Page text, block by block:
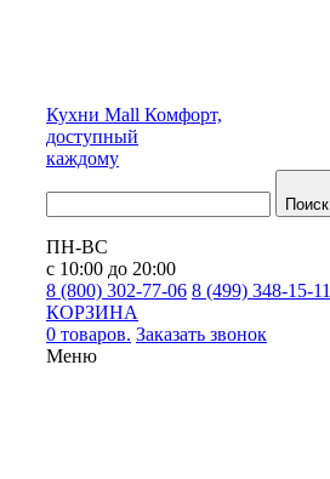
Кухни Mall Комфорт,
доступный
каждому
Поиск
ПН-ВС
с 10:00 до 20:00
8 (800) 302-77-06 8 (499) 348-15-11
КОРЗИНА
0 товаров. Заказать звонок
Меню